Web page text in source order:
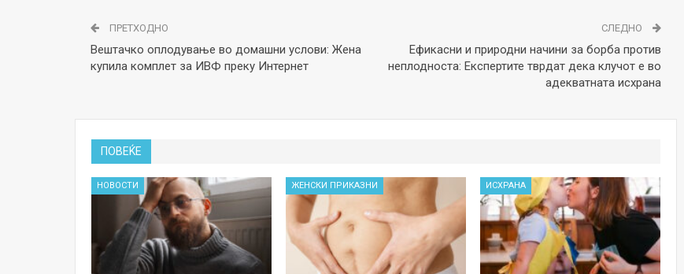
ПРЕТХОДНО
Вештачко оплодување во домашни услови: Жена
купила комплет за ИВФ преку Интернет
СЛЕДНО
Ефикасни и природни начини за борба против
неплодноста: Експертите тврдат дека клучот е во
адекватната исхрана
ПОВЕЌЕ
НОВОСТИ ЖЕНСКИ ПРИКАЗНИ ИСХРАНА